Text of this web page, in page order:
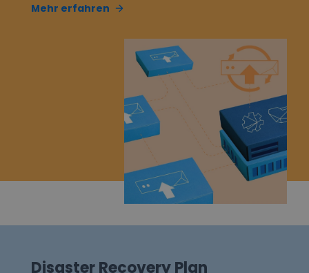
Mehr erfahren
Disaster Recovery Plan